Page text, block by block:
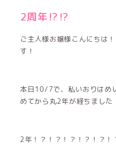
2周年⁉️⁉️
ご主人様お嬢様こんにちは
す！
本日10/7で、私いおりはめ
めてから丸2年が経ちました
2年！？！？！？！？！？！